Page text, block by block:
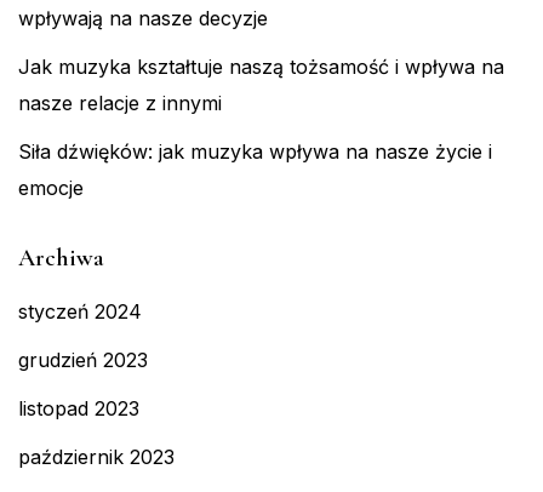
wpływają na nasze decyzje
Jak muzyka kształtuje naszą tożsamość i wpływa na
nasze relacje z innymi
Siła dźwięków: jak muzyka wpływa na nasze życie i
emocje
Archiwa
styczeń 2024
grudzień 2023
listopad 2023
październik 2023